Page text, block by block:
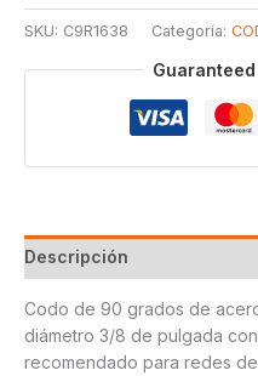
ROSCADO
150
T316
SKU: C9R1638 Categoría:
Descripción
Codo de 90 grados de
diámetro 3/8 de pulgada
recomendado para redes